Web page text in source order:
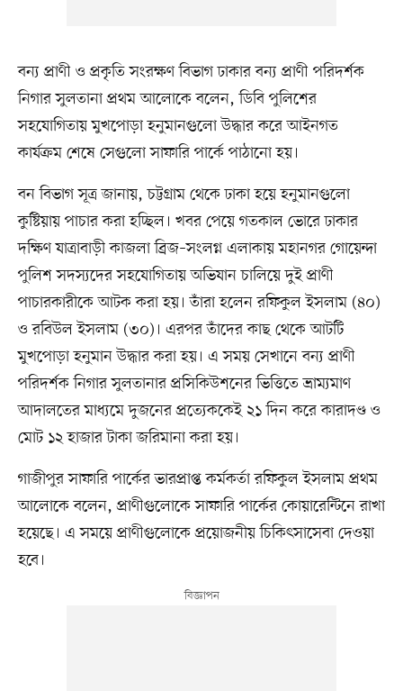
বন্য প্রাণী ও প্রকৃতি সংরক্ষণ বিভাগ ঢাকার বন্য প্রাণী পরিদর্শক
নিগার সুলতানা প্রথম আলোকে বলেন, ডিবি পুলিশের
সহযোগিতায় মুখপোড়া হনুমানগুলো উদ্ধার করে আইনগত
কার্যক্রম শেষে সেগুলো সাফারি পার্কে পাঠানো হয়।
বন বিভাগ সূত্র জানায়, চট্টগ্রাম থেকে ঢাকা হয়ে হনুমানগুলো
কুষ্টিয়ায় পাচার করা হচ্ছিল। খবর পেয়ে গতকাল ভোরে ঢাকার
দক্ষিণ যাত্রাবাড়ী কাজলা ব্রিজ–সংলগ্ন এলাকায় মহানগর গোয়েন্দা
পুলিশ সদস্যদের সহযোগিতায় অভিযান চালিয়ে দুই প্রাণী
পাচারকারীকে আটক করা হয়। তাঁরা হলেন রফিকুল ইসলাম (৪০)
ও রবিউল ইসলাম (৩০)। এরপর তাঁদের কাছ থেকে আটটি
মুখপোড়া হনুমান উদ্ধার করা হয়। এ সময় সেখানে বন্য প্রাণী
পরিদর্শক নিগার সুলতানার প্রসিকিউশনের ভিত্তিতে ভ্রাম্যমাণ
আদালতের মাধ্যমে দুজনের প্রত্যেককেই ২১ দিন করে কারাদণ্ড ও
মোট ১২ হাজার টাকা জরিমানা করা হয়।
গাজীপুর সাফারি পার্কের ভারপ্রাপ্ত কর্মকর্তা রফিকুল ইসলাম প্রথম
আলোকে বলেন, প্রাণীগুলোকে সাফারি পার্কের কোয়ারেন্টিনে রাখা
হয়েছে। এ সময়ে প্রাণীগুলোকে প্রয়োজনীয় চিকিৎসাসেবা দেওয়া
হবে।